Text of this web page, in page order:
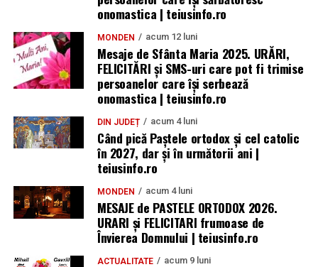
onomastica | teiusinfo.ro
MONDEN acum 12 luni
Mesaje de Sfânta Maria 2025. URĂRI,
FELICITĂRI și SMS-uri care pot fi trimise
persoanelor care își serbează
onomastica | teiusinfo.ro
DIN JUDEȚ acum 4 luni
Când pică Paștele ortodox și cel catolic
în 2027, dar și în următorii ani |
teiusinfo.ro
MONDEN acum 4 luni
MESAJE de PASTELE ORTODOX 2026.
URARI și FELICITARI frumoase de
Învierea Domnului | teiusinfo.ro
ACTUALITATE acum 9 luni